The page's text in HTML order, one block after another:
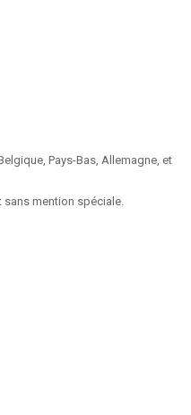
Pays-Bas, Allemagne, et
sans mention spéciale.